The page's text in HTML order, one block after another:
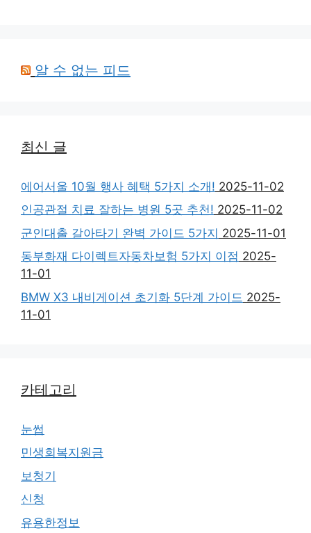
알 수 없는 피드
최신 글
에어서울 10월 행사 혜택 5가지 소개! 2025-11-02
인공관절 치료 잘하는 병원 5곳 추천! 2025-11-02
군인대출 갈아타기 완벽 가이드 5가지 2025-11-01
동부화재 다이렉트자동차보험 5가지 이점 2025-
11-01
BMW X3 내비게이션 초기화 5단계 가이드 2025-
11-01
카테고리
눈썹
민생회복지원금
보청기
신청
유용한정보